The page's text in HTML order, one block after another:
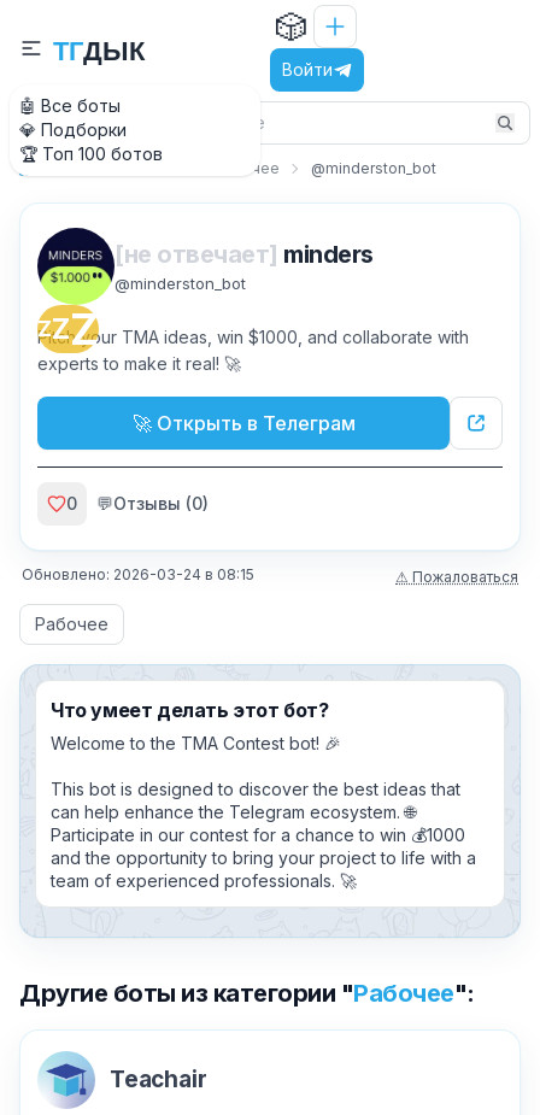
🤖 Все боты
💎 Подборки
🏆 Топ 100 ботов
ТГДЫК
🎲
Войти
Главная Рабочее @minderston_bot
ZZZ
[не отвечает] minders
@minderston_bot
Pitch your TMA ideas, win $1000, and collaborate with
experts to make it real! 🚀
🚀 Открыть в Телеграм
0 💬Отзывы (0)
Обновлено: 2026-03-24 в 08:15 ⚠ Пожаловаться
Рабочее
Что умеет делать этот бот?
Welcome to the TMA Contest bot! 🎉
This bot is designed to discover the best ideas that
can help enhance the Telegram ecosystem. 🌐
Participate in our contest for a chance to win 💰1000
and the opportunity to bring your project to life with a
team of experienced professionals. 🚀
Другие боты из категории "Рабочее":
Teachair